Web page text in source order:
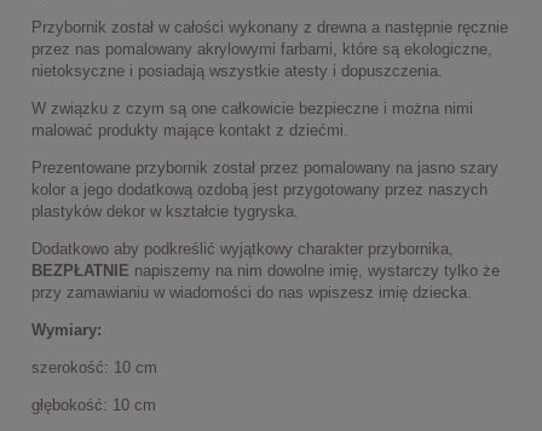
Przybornik został w całości wykonany z drewna a następnie ręcznie
przez nas pomalowany akrylowymi farbami, które są ekologiczne,
nietoksyczne i posiadają wszystkie atesty i dopuszczenia.
W związku z czym są one całkowicie bezpieczne i można nimi
malować produkty mające kontakt z dziećmi.
Prezentowane przybornik został przez pomalowany na jasno szary
kolor a jego dodatkową ozdobą jest przygotowany przez naszych
plastyków dekor w kształcie tygryska.
Dodatkowo aby podkreślić wyjątkowy charakter przybornika,
BEZPŁATNIE napiszemy na nim dowolne imię, wystarczy tylko że
przy zamawianiu w wiadomości do nas wpiszesz imię dziecka.
Wymiary:
szerokość: 10 cm
głębokość: 10 cm